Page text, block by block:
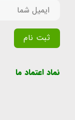
نماد اعتماد ما